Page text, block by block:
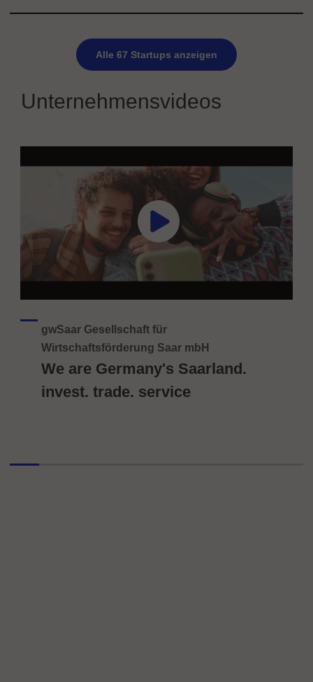
Alle 67 Startups anzeigen
Unternehmensvideos
gwSaar Gesellschaft für
Wirtschaftsförderung Saar mbH
We are Germany's Saarland.
invest. trade. service